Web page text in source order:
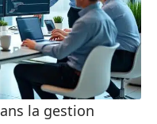
la gestion